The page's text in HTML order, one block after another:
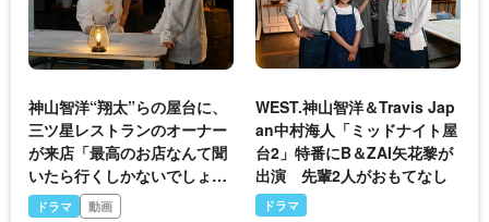
神山智洋“翔太”らの屋台に、
三ツ星レストランのオーナー
が来店「最高のお店なんて聞
いたら行くしかないでしょ」
＜ミッドナイト屋台2＞
ドラマ 動画
WEST.神山智洋＆Travis Jap
an中村海人「ミッドナイト屋
台2」特番にB＆ZAI矢花黎が
出演 先輩2人がおもてなし
ドラマ